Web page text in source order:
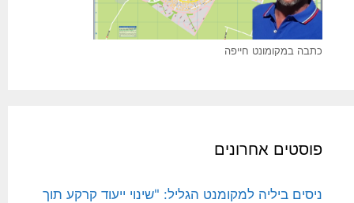
כתבה במקומונט חייפה
פוסטים אחרונים
ניסים ביליה למקומנט הגליל: "שינוי ייעוד קרקע תוך